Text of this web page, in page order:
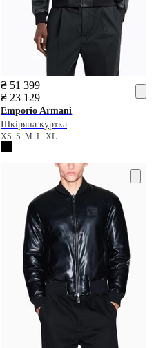
₴ 51 399
₴ 23 129
Emporio Armani
Шкіряна куртка
XSSMLXL